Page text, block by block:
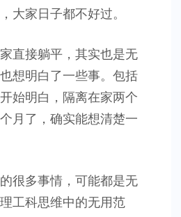
大家日子都不好过。
直接躺平，其实也是无
想明白了一些事。包括
始明白，隔离在家两个
月了，确实能想清楚一
很多事情，可能都是无
工科思维中的无用范